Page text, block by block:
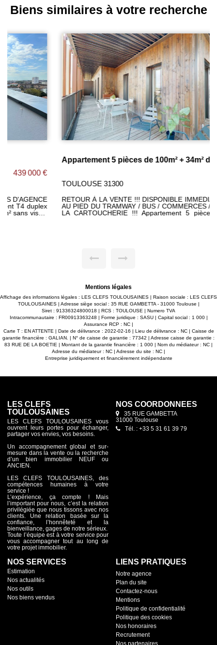
Biens similaires à votre recherche
Appartement 5 pièces de 100m² + 34m² de balcon ! / CARTOUCHERIE
TOULOUSE 31300
RETOUR À LA VENTE !!! DISPONIBLE IMMEDIATEMENT !!!
AU PIED DU TRAMWAY / BUS / COMMERCES / HALLES DE
LA CARTOUCHERIE !!! Appartement 5 pièces de 100m²
privative, toutes donnant accès sur le balcon. -Salle de bain
aménagés, ascenseur... Maxime FONTENELLE LES CLEFS
TOULOUSAINES
Mentions légales
Affichage des informations légales : LES CLEFS TOULOUSAINES | Raison sociale : LES CLEFS
TOULOUSAINES | Adresse siège social : 35 RUE GAMBETTA - 31000 Toulouse |
Siret : 91336324800018 | RCS : TOULOUSE | Numero TVA
Intracommunautaire : FR00913363248 | Forme juridique : SASU | Capital social : 1 000 |
Assurance RCP : NC |
Carte T : EN ATTENTE | Date de délivrance : 2022-02-16 | Lieu de délivrance : NC | Caisse de
garantie financière : GALIAN. | N° de caisse de garantie : 77342 | Adresse caisse de garantie :
83 RUE DE LA BOETIE | Montant de la garantie financière : 1 000 | Nom du médiateur : NC |
Adresse du médiateur : NC | Adresse du site : NC |
Entreprise juridiquement et financièrement indépendante
LES CLEFS
TOULOUSAINES
LES CLEFS TOULOUSAINES vous
ouvrent leurs portes pour échanger,
partager vos envies, vos besoins.
Un accompagnement global et sur-
mesure dans la vente ou la recherche
d’un bien immobilier NEUF ou
ANCIEN.
LES CLEFS TOULOUSAINES, des
compétences humaines à votre
service !
L’expérience, ça compte ! Mais
l’important pour nous, c’est la relation
privilégiée que nous tissons avec nos
clients. Une relation basée sur la
confiance, l’honnêteté et la
bienveillance, gages de notre sérieux.
Toute l’équipe est à votre service pour
vous accompagner tout au long de
votre projet immobilier.
NOS COORDONNÉES
35 RUE GAMBETTA
31000 Toulouse
Tél. : +33 5 31 61 39 79
NOS SERVICES
Estimation
Nos actualités
Nos outils
Nos biens vendus
LIENS PRATIQUES
Notre agence
Plan du site
Contactez-nous
Mentions
Politique de confidentialité
Politique des cookies
Nos honoraires
Recrutement
Nos partenaires